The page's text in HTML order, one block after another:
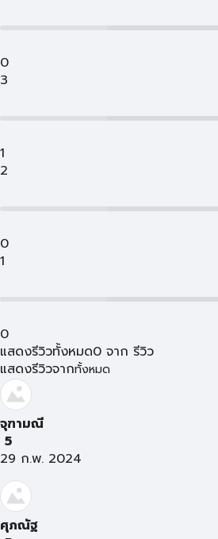
0
3
1
2
0
1
0
แสดงรีวิวทั้งหมด0 จาก รีวิว
แสดงรีวิวจากทั้งหมด
จุฑามณี
5
29 ก.พ. 2024
ศุภณัฐ